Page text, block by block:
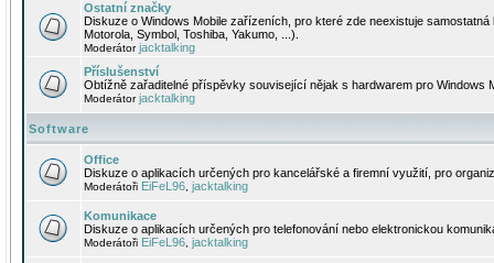
Ostatní značky
Diskuze o Windows Mobile zařízeních, pro které zde neexistuje
Motorola, Symbol, Toshiba, Yakumo, ...).
Moderátorjacktalking
Příslušenství
Obtížně zařaditelné příspěvky související nějak s hardwarem pro Windows
Moderátorjacktalking
Software
Office
Diskuze o aplikacích určených pro kancelářské a firemní využití, pro
Moderátoři EiFeL96 jacktalking
Komunikace
Diskuze o aplikacích určených pro telefonování nebo elektronickou
Moderátoři EiFeL96 jacktalking